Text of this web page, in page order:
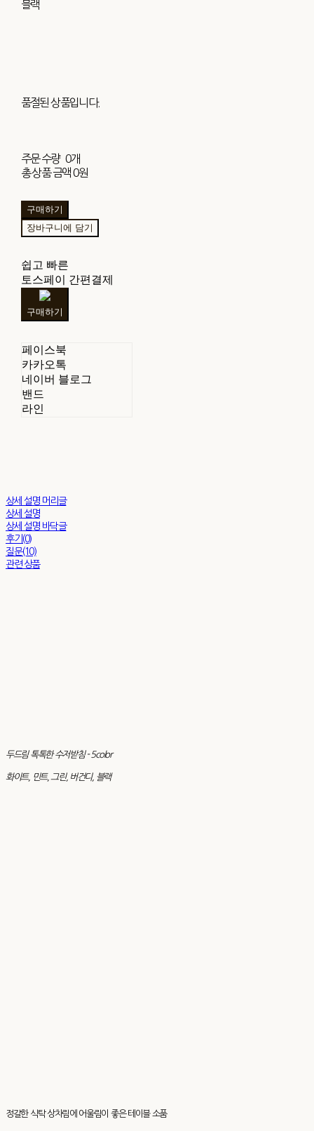
블랙
품절된 상품입니다.
주문 수량 0개
총 상품 금액0원
구매하기
장바구니에 담기
쉽고 빠른
토스페이 간편결제
구매하기
페이스북
카카오톡
네이버 블로그
밴드
라인
상세 설명 머리글
상세 설명
상세 설명 바닥글
후기(0)
질문(10)
관련 상품
두드림 톡톡한 수저받침 - 5color
화이트, 민트, 그린, 버건디, 블랙
정갈한 식탁 상차림에 어울림이 좋은 테이블 소품